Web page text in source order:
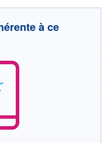
ÉCHANGÉ
ÉCHANGE
/ 22:15:47
à ce